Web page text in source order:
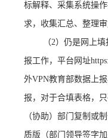
标解释、采集系统操
求，收集汇总、整理
（2）仍是网上填
报工作，平台网址
外VPN教育部数据上
报，对于合填表格，
（协助）部门复制或
质版（部门领导签字